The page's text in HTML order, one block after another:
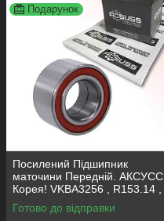
Подарунок
Посилений Підшипник
маточини Передній. АКСУСС
Корея! VKBA3256 , R153.14 ,
713644160
Готово до відправки